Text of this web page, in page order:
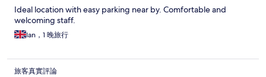
Ideal location with easy parking near by. Comfortable and
welcoming staff.
Ian，1 晚旅行
旅客真實評論